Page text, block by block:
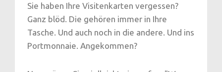
Sie haben Ihre Visitenkarten vergessen?
Ganz blöd. Die gehören immer in Ihre
Tasche. Und auch noch in die andere. Und ins
Portmonnaie. Angekommen?